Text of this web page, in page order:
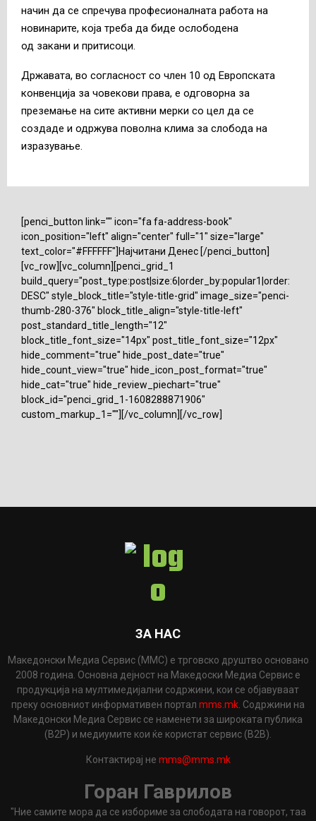
начин да се спречува професионалната работа на
новинарите, која треба да биде ослободена
од закани и притисоци.
Државата, во согласност со член 10 од Европската
конвенција за човекови права, е одговорна за
преземање на сите активни мерки со цел да се
создаде и одржува поволна клима за слобода на
изразување.
[penci_button link="" icon="fa fa-address-book"
icon_position="left" align="center" full="1" size="large"
text_color="#FFFFFF"]Најчитани Денес [/penci_button]
[vc_row][vc_column][penci_grid_1
build_query="post_type:post|size:6|order_by:popular1|order:
DESC" style_block_title="style-title-grid" image_size="penci-
thumb-280-376" block_title_align="style-title-left"
post_standard_title_length="12"
block_title_font_size="14px" post_title_font_size="12px"
hide_comment="true" hide_post_date="true"
hide_count_view="true" hide_icon_post_format="true"
hide_cat="true" hide_review_piechart="true"
block_id="penci_grid_1-1608288871906"
custom_markup_1=""][/vc_column][/vc_row]
ЗА НАС
Македонски Медиа Сервис (ММС) е трговско друштво основано
2008 година. Основна дејност на Македоски Медиа Сервис е
продукција на мултимедијални содржини, кои се објавуваат
преку основниот информативен портал mms.mk . Содржини на
Македонски Медиа Сервис се наменети за широката публика
(B2P) и медиумите кои ќе користат сервис (B2B).
Контактирај не mms@mms.mk
Горан Гаврилов
"Ние самите мора да се избориме за слободата на говорот, таа